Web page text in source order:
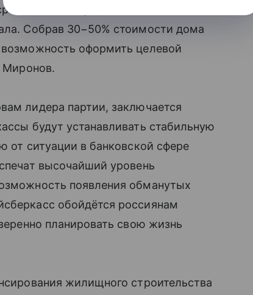
договор целевого накопления
Собрав 30−50% стоимости дома
оформить целевой
Миронов.
лидера партии, заключается
будут устанавливать стабильную
от ситуации в банковской сфере
высочайший уровень
появления обманутых
обойдётся россиянам
планировать свою жизнь
жилищного строительства